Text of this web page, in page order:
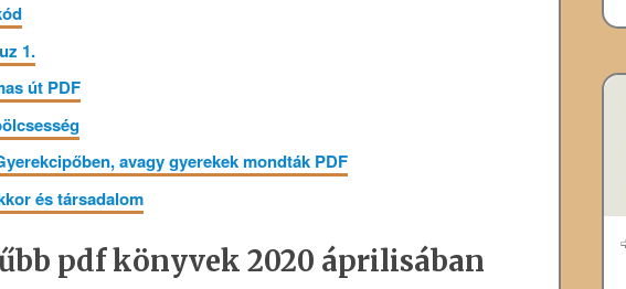
1.
út PDF
​avagy gyerekek mondták PDF
​és társadalom
pdf könyvek 2020 áprilisában